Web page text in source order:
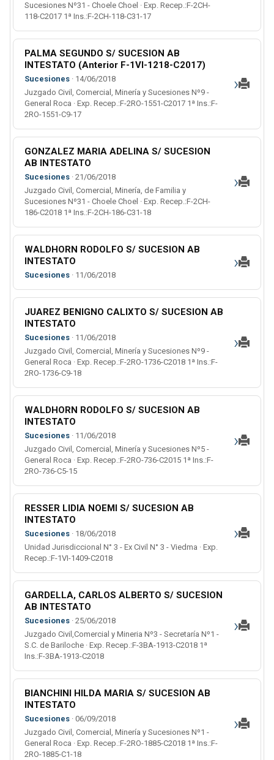
Sucesiones Nº31 - Choele Choel · Exp. Recep.:F-2CH-
118-C2017 1ª Ins.:F-2CH-118-C31-17
PALMA SEGUNDO S/ SUCESION AB
INTESTATO (Anterior F-1VI-1218-C2017)
Sucesiones · 14/06/2018
Juzgado Civil, Comercial, Minería y Sucesiones Nº9 -
General Roca · Exp. Recep.:F-2RO-1551-C2017 1ª Ins.:F-
2RO-1551-C9-17
›
GONZALEZ MARIA ADELINA S/ SUCESION
AB INTESTATO
Sucesiones · 21/06/2018
Juzgado Civil, Comercial, Minería, de Familia y
Sucesiones Nº31 - Choele Choel · Exp. Recep.:F-2CH-
186-C2018 1ª Ins.:F-2CH-186-C31-18
›
WALDHORN RODOLFO S/ SUCESION AB
INTESTATO
Sucesiones · 11/06/2018
›
JUAREZ BENIGNO CALIXTO S/ SUCESION AB
INTESTATO
Sucesiones · 11/06/2018
Juzgado Civil, Comercial, Minería y Sucesiones Nº9 -
General Roca · Exp. Recep.:F-2RO-1736-C2018 1ª Ins.:F-
2RO-1736-C9-18
›
WALDHORN RODOLFO S/ SUCESION AB
INTESTATO
Sucesiones · 11/06/2018
Juzgado Civil, Comercial, Minería y Sucesiones Nº5 -
General Roca · Exp. Recep.:F-2RO-736-C2015 1ª Ins.:F-
2RO-736-C5-15
›
RESSER LIDIA NOEMI S/ SUCESION AB
INTESTATO
Sucesiones · 18/06/2018
Unidad Jurisdiccional N° 3 - Ex Civil N° 3 - Viedma · Exp.
Recep.:F-1VI-1409-C2018
›
GARDELLA, CARLOS ALBERTO S/ SUCESION
AB INTESTATO
Sucesiones · 25/06/2018
Juzgado Civil,Comercial y Mineria Nº3 - Secretaría Nº1 -
S.C. de Bariloche · Exp. Recep.:F-3BA-1913-C2018 1ª
Ins.:F-3BA-1913-C2018
›
BIANCHINI HILDA MARIA S/ SUCESION AB
INTESTATO
Sucesiones · 06/09/2018
Juzgado Civil, Comercial, Minería y Sucesiones Nº1 -
General Roca · Exp. Recep.:F-2RO-1885-C2018 1ª Ins.:F-
2RO-1885-C1-18
›